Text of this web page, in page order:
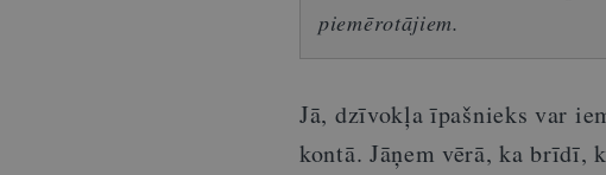
piemērotājiem.
Jā, dzīvokļa īpašnieks var
kontā. Jāņem vērā, ka brīdī,